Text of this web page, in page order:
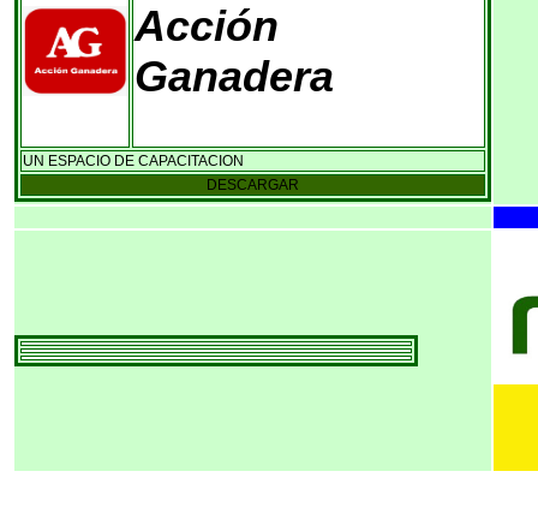
Acción
Ganadera
UN ESPACIO DE CAPACITACION
DESCARGAR